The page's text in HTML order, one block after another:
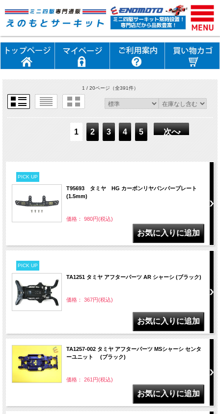
1 / 20ページ（全391件）
1 2 3 4 5 次へ
PICK UP
T95693 タミヤ HG カーボンリヤバンパープレート
(1.5mm)
価格： 980円(税込)
PICK UP
TA1251 タミヤ アフターパーツ AR シャーシ (ブラック)
価格： 367円(税込)
TA1257-002 タミヤ アフターパーツ MSシャーシ センタ
ーユニット (ブラック)
価格： 261円(税込)